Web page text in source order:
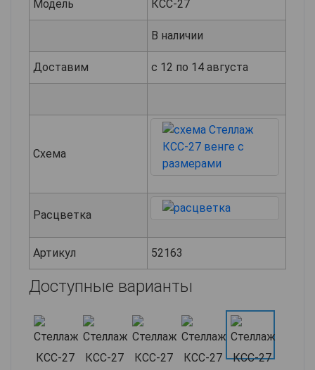
Модель КСС-27
В наличии
Доставим с 12 по 14 августа
Схема
Расцветка
Артикул 52163
Доступные варианты